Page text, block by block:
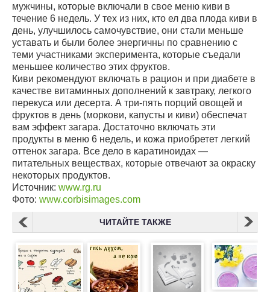
мужчины, которые включали в свое меню киви в
течение 6 недель. У тех из них, кто ел два плода киви в
день, улучшилось самочувствие, они стали меньше
уставать и были более энергичны по сравнению с
теми участниками эксперимента, которые съедали
меньшее количество этих фруктов.
Киви рекомендуют включать в рацион и при диабете в
качестве витаминных дополнений к завтраку, легкого
перекуса или десерта. А три-пять порций овощей и
фруктов в день (моркови, капусты и киви) обеспечат
вам эффект загара. Достаточно включать эти
продукты в меню 6 недель, и кожа приобретет легкий
оттенок загара. Все дело в каратиноидах —
питательных веществах, которые отвечают за окраску
некоторых продуктов.
Источник: www.rg.ru
Фото: www.corbisimages.com
ЧИТАЙТЕ ТАКЖЕ